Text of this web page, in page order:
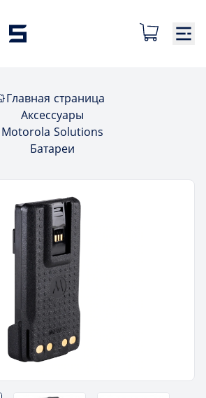
Главная страница
Аксессуары
Motorola Solutions
Батареи